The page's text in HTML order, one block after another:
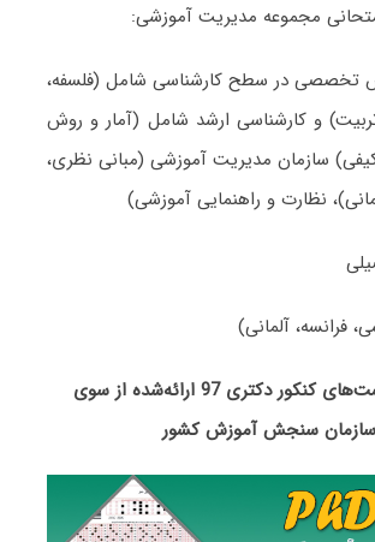
مجموعه مدیریت آموزشی:
تخصصی در سطح کارشناسی شامل (فلسفه،
و کارشناسی ارشد شامل (آمار و روش
سازمان مدیریت آموزشی (مبانی نظری،
نظارت و راهنمایی آموزشی)
پاسخنامه تست‌های کنکور دکتری 97 ارائه‌شده از سوی
سازمان سنجش آموزش کشور